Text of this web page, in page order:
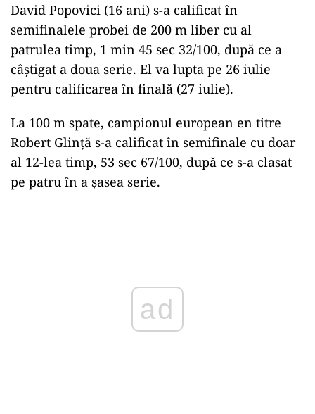
David Popovici (16 ani) s-a calificat în
semifinalele probei de 200 m liber cu al
patrulea timp, 1 min 45 sec 32/100, după ce a
câştigat a doua serie. El va lupta pe 26 iulie
pentru calificarea în finală (27 iulie).
La 100 m spate, campionul european en titre
Robert Glinţă s-a calificat în semifinale cu doar
al 12-lea timp, 53 sec 67/100, după ce s-a clasat
pe patru în a şasea serie.